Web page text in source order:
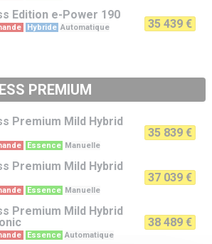
Edition e-Power 190
Hybride Automatique 35 439 €
PREMIUM
Premium Mild Hybrid
Essence Manuelle
35 839 €
Premium Mild Hybrid
Essence Manuelle
37 039 €
Premium Mild Hybrid
Essence Automatique
38 489 €